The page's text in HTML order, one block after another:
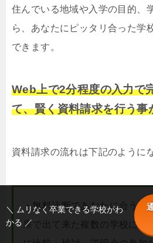
住んでいる地域や入学の目的、
ら、あなたにピッタリ合った学
できます。
Web上で2分程度の入力で
て、賢く資料請求を行う事
資料請求の流れは下記のように
・無料診断であなたに合う学
果で出て来た複数の学校に資
＼ ムリなく卒業できる学校がわ
かる ／